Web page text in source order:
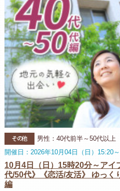
その他
男性：40代前半～50代以
開催日：2026年10月04日（日）15:20
10月4日（日）15時20分～アイ
代/50代》《恋活/友活》 ゆっく
編